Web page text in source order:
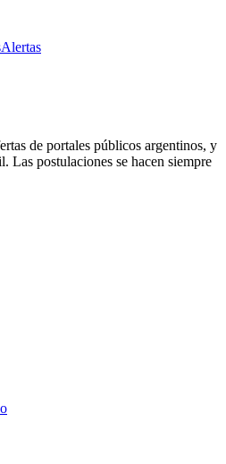
Alertas
de portales públicos argentinos, y
Las postulaciones se hacen siempre